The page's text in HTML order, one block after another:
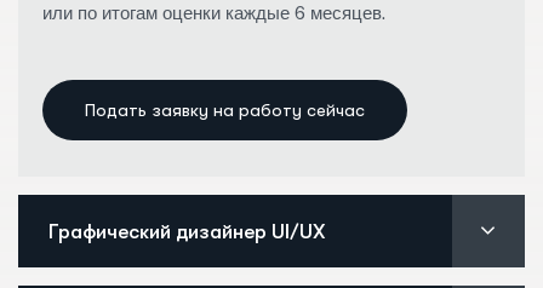
или по итогам оценки каждые 6 месяцев.
Подать заявку на работу сейчас
Графический дизайнер UI/UX